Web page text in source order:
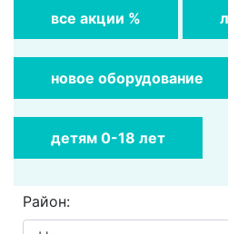
все акции %
новое оборудование
детям 0-18 лет
Район: